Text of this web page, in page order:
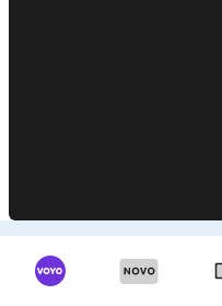
dovolj zaščiteni?